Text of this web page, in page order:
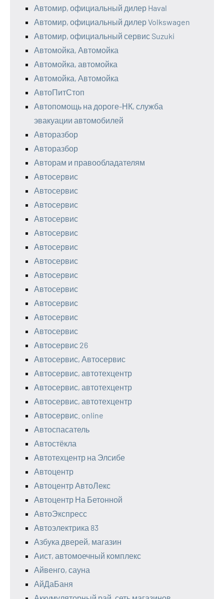
Автомир, официальный дилер Haval
Автомир, официальный дилер Volkswagen
Автомир, официальный сервис Suzuki
Автомойка, Автомойка
Автомойка, автомойка
Автомойка, Автомойка
АвтоПитСтоп
Автопомощь на дороге-НК, служба
эвакуации автомобилей
Авторазбор
Авторазбор
Авторам и правообладателям
Автосервис
Автосервис
Автосервис
Автосервис
Автосервис
Автосервис
Автосервис
Автосервис
Автосервис
Автосервис
Автосервис
Автосервис
Автосервис 26
Автосервис, Автосервис
Автосервис, автотехцентр
Автосервис, автотехцентр
Автосервис, автотехцентр
Автосервис. online
Автоспасатель
Автостёкла
Автотехцентр на Элсибе
Автоцентр
Автоцентр АвтоЛекс
Автоцентр На Бетонной
АвтоЭкспресс
Автоэлектрика 83
Азбука дверей, магазин
Аист, автомоечный комплекс
Айвенго, сауна
АйДаБаня